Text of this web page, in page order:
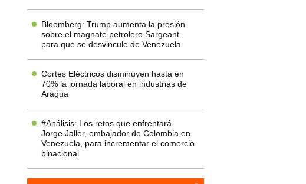
Bloomberg: Trump aumenta la presión
sobre el magnate petrolero Sargeant
para que se desvincule de Venezuela
Cortes Eléctricos disminuyen hasta en
70% la jornada laboral en industrias de
Aragua
#Análisis: Los retos que enfrentará
Jorge Jaller, embajador de Colombia en
Venezuela, para incrementar el comercio
binacional